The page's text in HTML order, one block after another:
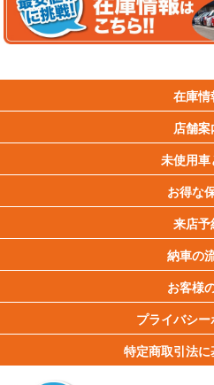
在庫情
店舗案
未使用車
お得な
来店予
納車の
お客様
プライバシー
特定商取引法に